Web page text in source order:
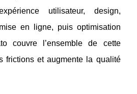
utilisateur, design,
en ligne, puis optimisation
couvre l’ensemble de cette
frictions et augmente la qualité